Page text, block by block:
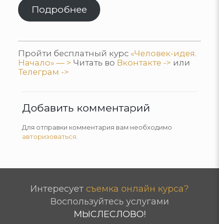
Подробнее
Пройти бесплатный курс «Человек-идея.
Начало» — > Читать во Вконтакте -> или
Телеграм ->
Добавить комментарий
Для отправки комментария вам необходимо
авторизоваться
Интересует съемка онлайн курса?
Воспользуйтесь услугами
МЫСЛЕСЛОВО!